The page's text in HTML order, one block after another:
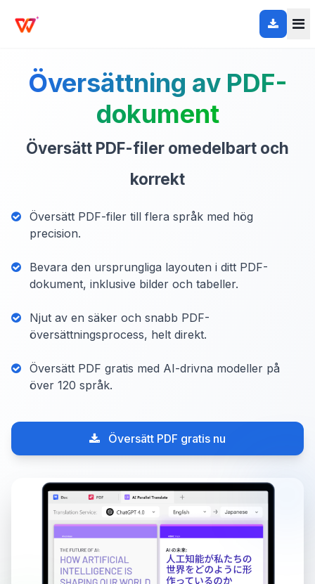
Översättning av PDF-
dokument
Översätt PDF-filer omedelbart och
korrekt
Översätt PDF-filer till flera språk med hög
precision.
Bevara den ursprungliga layouten i ditt PDF-
dokument, inklusive bilder och tabeller.
Njut av en säker och snabb PDF-
översättningsprocess, helt direkt.
Översätt PDF gratis med AI-drivna modeller på
över 120 språk.
Översätt PDF gratis nu